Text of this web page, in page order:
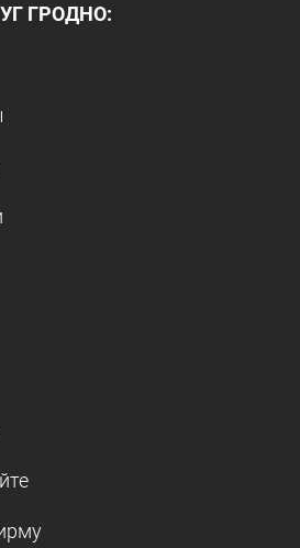
ГРОДНО: